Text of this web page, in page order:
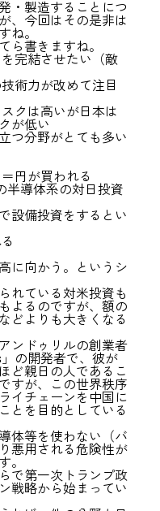
・製造することにつ
、今回はその是非は
ね。
ら書きますね。
完結させたい（敵
術力が改めて注目
クは高いが日本は
が低い
つ分野がとても多い
円が買われる
半導体系の対日投資
設備投資をするとい
に向かう。というシ
れている対米投資も
よるのですが、額の
どよりも大きくなる
ンドゥリルの創業者
の開発者で、彼が
ど親日の人であるこ
すが、この世界秩序
イチェーンを中国に
とを目的としている
体等を使わない（バ
悪用される危険性が
。
で第一次トランプ政
戦略から始まってい